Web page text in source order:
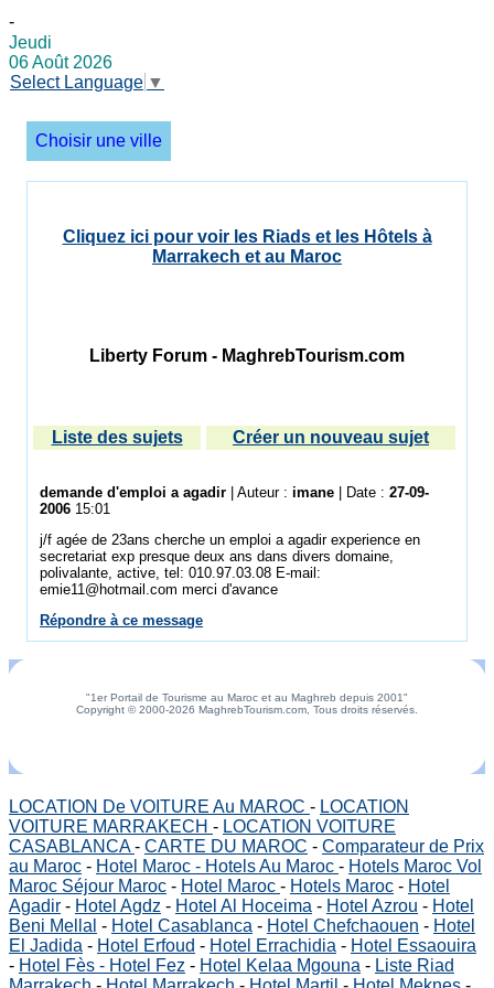
-
Jeudi
06 Août 2026
Select Language ▼
Choisir une ville
Cliquez ici pour voir les Riads et les Hôtels à
Marrakech et au Maroc
Liberty Forum - MaghrebTourism.com
Liste des sujets Créer un nouveau sujet
demande d'emploi a agadir | Auteur : imane | Date : 27-09-
2006 15:01
j/f agée de 23ans cherche un emploi a agadir experience en
secretariat exp presque deux ans dans divers domaine,
polivalante, active, tel: 010.97.03.08 E-mail:
emie11@hotmail.com merci d'avance
Répondre à ce message
"1er Portail de Tourisme au Maroc et au Maghreb depuis 2001"
Copyright © 2000-2026 MaghrebTourism.com, Tous droits réservés.
LOCATION De VOITURE Au MAROC - LOCATION
VOITURE MARRAKECH - LOCATION VOITURE
CASABLANCA- CARTE DU MAROC - Comparateur de Prix
au Maroc - Hotel Maroc - Hotels Au Maroc - Hotels Maroc Vol
Maroc Séjour Maroc - Hotel Maroc - Hotels Maroc - Hotel
Agadir - Hotel Agdz - Hotel Al Hoceima - Hotel Azrou - Hotel
Beni Mellal - Hotel Casablanca - Hotel Chefchaouen - Hotel
El Jadida - Hotel Erfoud - Hotel Errachidia - Hotel Essaouira
- Hotel Fès - Hotel Fez - Hotel Kelaa Mgouna - Liste Riad